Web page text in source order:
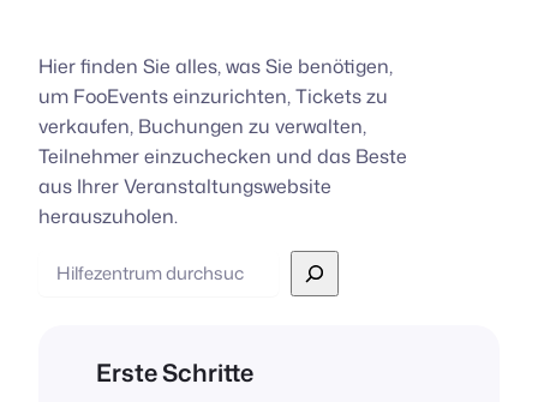
Hier finden Sie alles, was Sie benötigen,
um FooEvents einzurichten, Tickets zu
verkaufen, Buchungen zu verwalten,
Teilnehmer einzuchecken und das Beste
aus Ihrer Veranstaltungswebsite
herauszuholen.
Suche
Erste Schritte